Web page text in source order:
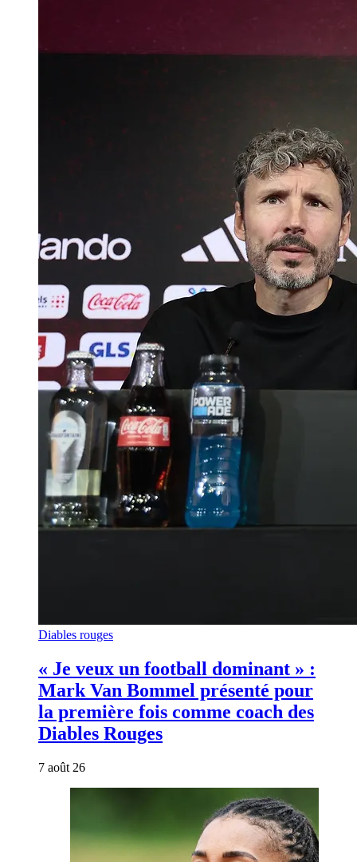
Diables rouges
« Je veux un football dominant » :
Mark Van Bommel présenté pour
la première fois comme coach des
Diables Rouges
7 août 26